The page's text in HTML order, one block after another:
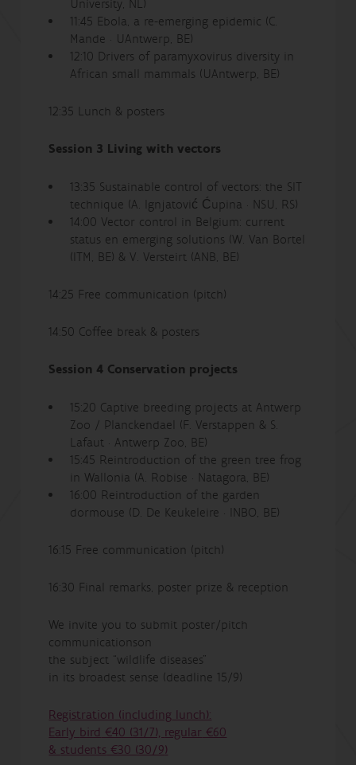
University, NL)
11:45 Ebola, a re-emerging epidemic (C.
Mande · UAntwerp, BE)
12:10 Drivers of paramyxovirus diversity in
African small mammals (UAntwerp, BE)
12:35 Lunch & posters
Session 3 Living with vectors
13:35 Sustainable control of vectors: the SIT
technique (A. Ignjatović Ćupina · NSU, RS)
14:00 Vector control in Belgium: current
status en emerging solutions (W. Van Bortel
(ITM, BE) & V. Versteirt (ANB, BE)
14:25 Free communication (pitch)
14:50 Coffee break & posters
Session 4 Conservation projects
15:20 Captive breeding projects at Antwerp
Zoo / Planckendael (F. Verstappen & S.
Lafaut · Antwerp Zoo, BE)
15:45 Reintroduction of the green tree frog
in Wallonia (A. Robise · Natagora, BE)
16:00 Reintroduction of the garden
dormouse (D. De Keukeleire · INBO, BE)
16:15 Free communication (pitch)
16:30 Final remarks, poster prize & reception
We invite you to submit poster/pitch
communicationson
the subject “wildlife diseases”
in its broadest sense (deadline 15/9)
Registration (including lunch):
Early bird €40 (31/7), regular €60
& students €30 (30/9)